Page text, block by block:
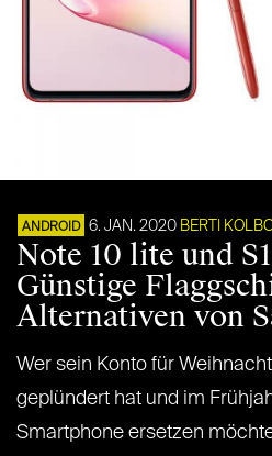
ANDROID 6. JAN. 2020 BERTI
Note 10 lite und
Günstige
Alternativen von
Wer sein Konto für
geplündert hat und im
Smartphone ersetzen